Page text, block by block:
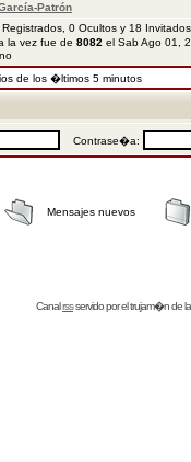
Patrón
Registrados, 0 Ocultos y 18
la vez fue de 8082 el Sab Ago 01,
de los �ltimos 5 minutos
Contrase�a:
Mensajes nuevos
Canalrssservido por eltrujam�nde